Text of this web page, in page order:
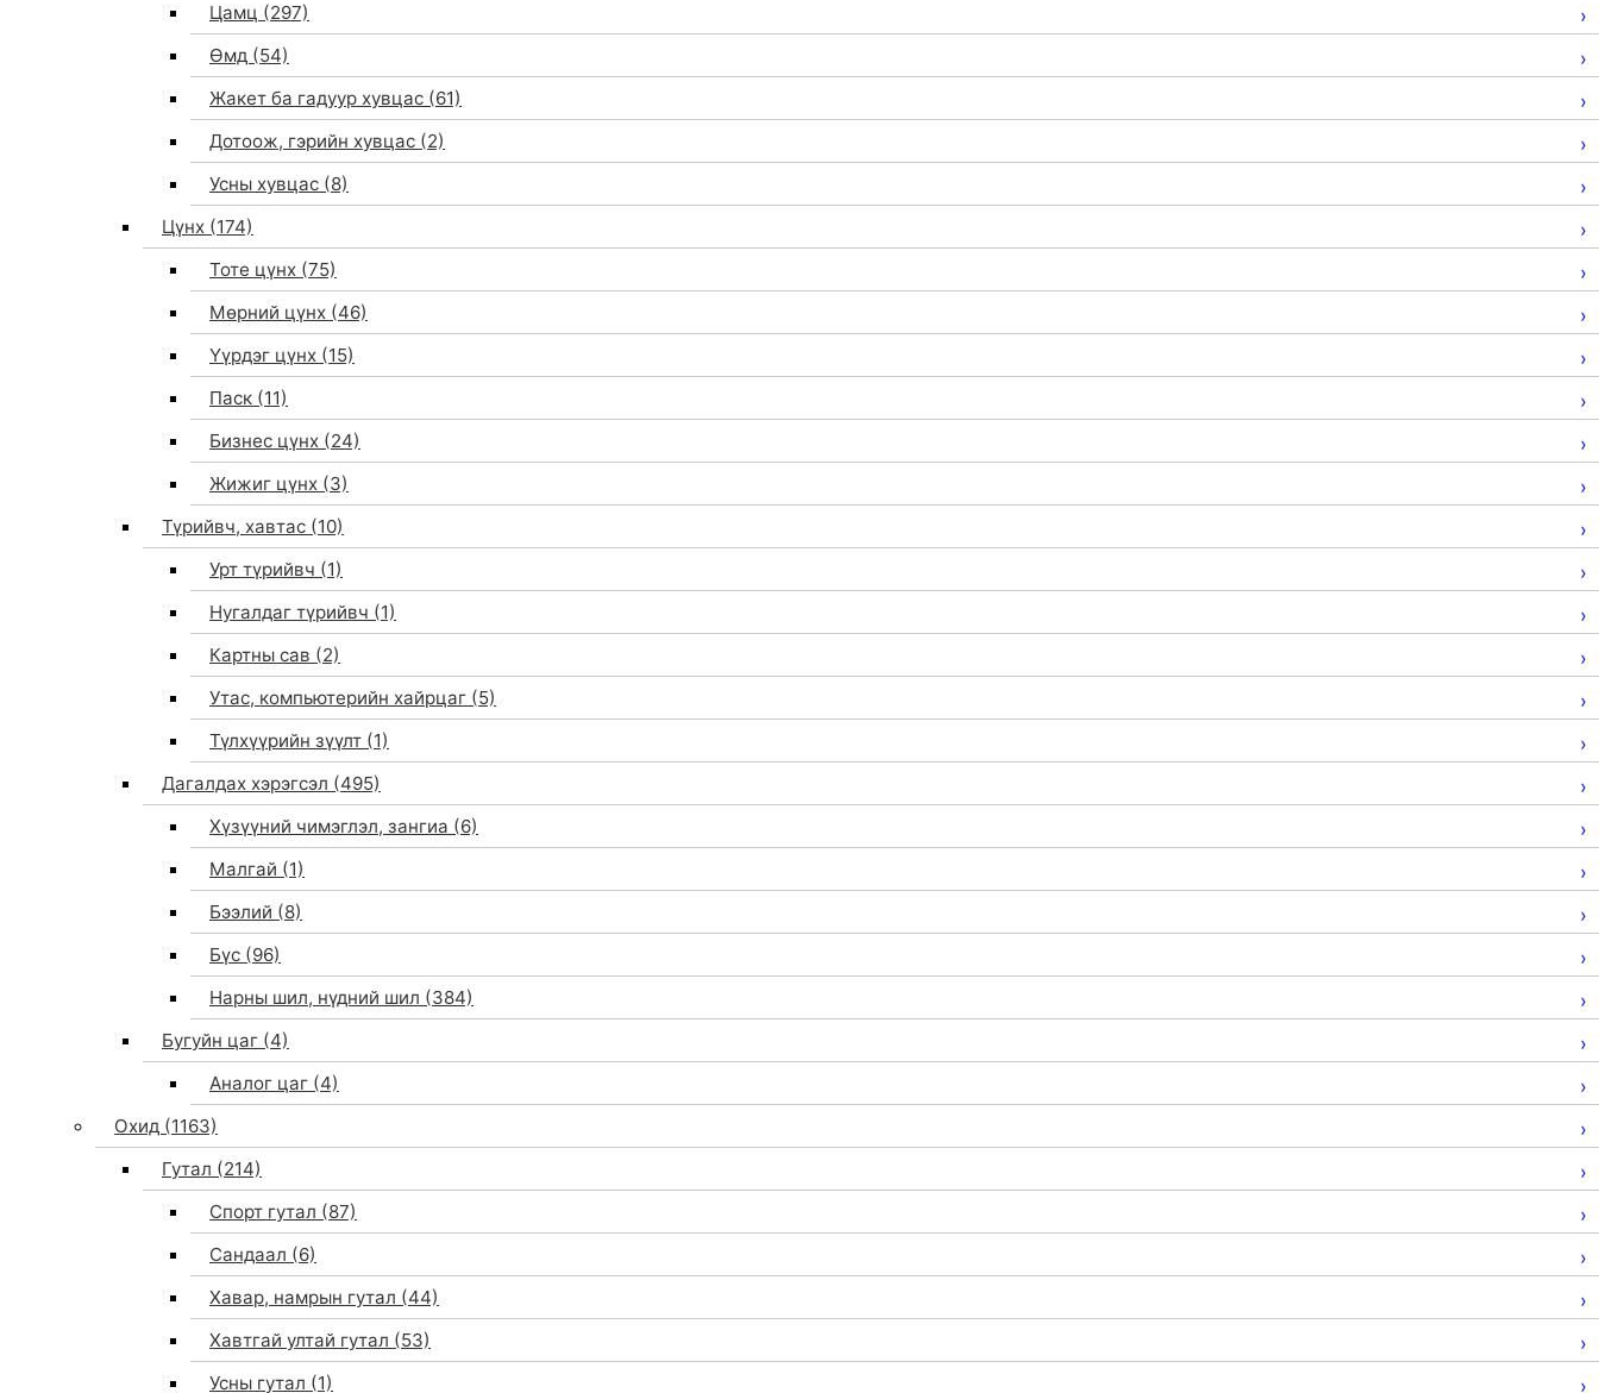
Цамц (297)
Өмд (54)
Жакет ба гадуур хувцас (61)
Дотоож, гэрийн хувцас (2)
Усны хувцас (8)
Цүнх (174)
Тоте цүнх (75)
Мөрний цүнх (46)
Үүрдэг цүнх (15)
Паск (11)
Бизнес цүнх (24)
Жижиг цүнх (3)
Түрийвч, хавтас (10)
Урт түрийвч (1)
Нугалдаг түрийвч (1)
Картны сав (2)
Утас, компьютерийн хайрцаг (5)
Түлхүүрийн зүүлт (1)
Дагалдах хэрэгсэл (495)
Хүзүүний чимэглэл, зангиа (6)
Малгай (1)
Бээлий (8)
Бүс (96)
Нарны шил, нүдний шил (384)
Бугуйн цаг (4)
Аналог цаг (4)
Охид (1163)
Гутал (214)
Спорт гутал (87)
Сандаал (6)
Хавар, намрын гутал (44)
Хавтгай ултай гутал (53)
Усны гутал (1)